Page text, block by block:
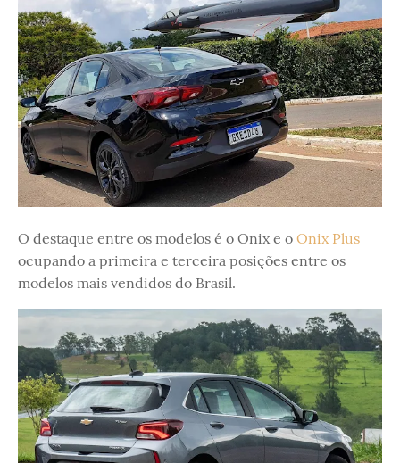
O destaque entre os modelos é o Onix e o Onix Plus
ocupando a primeira e terceira posições entre os
modelos mais vendidos do Brasil.